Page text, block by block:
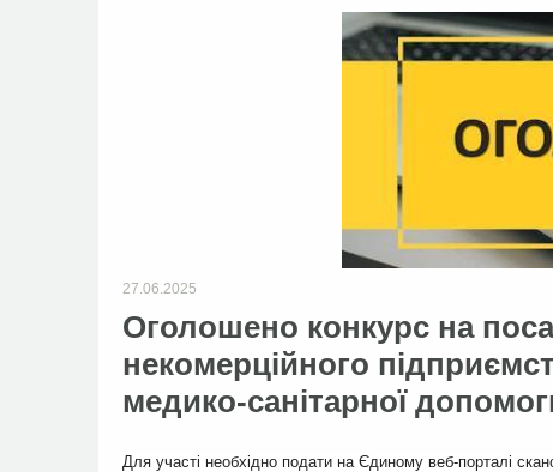
27.06.2025
Оголошено конкурс на
некомерційного
медико-санітарної
Для участі необхідно подати на Єдиному веб-порталі